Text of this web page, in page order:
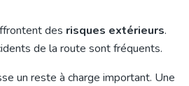
des risques extérieurs.
de la route sont fréquents.
un reste à charge important. Une